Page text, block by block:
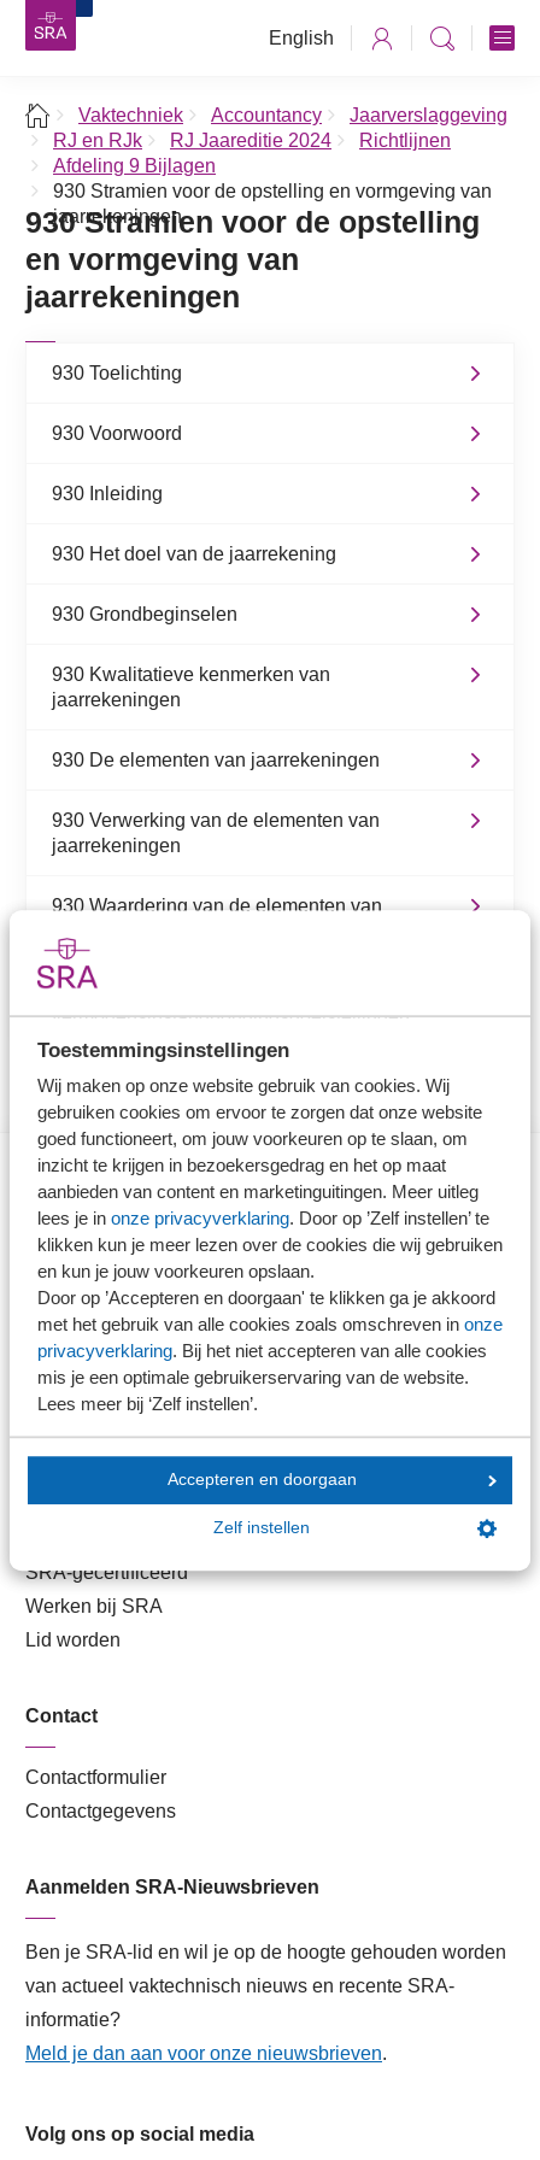
Toestemmingsinstellingen
Wij maken op onze website gebruik van cookies. Wij
gebruiken cookies om ervoor te zorgen dat onze website
goed functioneert, om jouw voorkeuren op te slaan, om
inzicht te krijgen in bezoekersgedrag en het op maat
aanbieden van content en marketinguitingen. Meer uitleg
lees je in onze privacyverklaring. Door op ’Zelf instellen’ te
klikken kun je meer lezen over de cookies die wij gebruiken
en kun je jouw voorkeuren opslaan.
Door op ’Accepteren en doorgaan' te klikken ga je akkoord
met het gebruik van alle cookies zoals omschreven in onze
privacyverklaring. Bij het niet accepteren van alle cookies
mis je een optimale gebruikerservaring van de website.
Lees meer bij ‘Zelf instellen’.
Accepteren en doorgaan
Zelf instellen
English
Vaktechniek Accountancy
Jaarverslaggeving
RJ en RJk
RJ Jaareditie 2024
Richtlijnen
Afdeling 9 Bijlagen
930 Stramien voor de opstelling en vormgeving van
jaarrekeningen
930 Stramien voor de opstelling
en vormgeving van
jaarrekeningen
930 Toelichting
930 Voorwoord
930 Inleiding
930 Het doel van de jaarrekening
930 Grondbeginselen
930 Kwalitatieve kenmerken van
jaarrekeningen
930 De elementen van jaarrekeningen
930 Verwerking van de elementen van
jaarrekeningen
930 Waardering van de elementen van
930 Vermogensbegrippen en
vermogensinstandhoudingsdoelstellingen
Direct naar
Stel je vaktechnische vraag
Branche in Zicht
Dossiers
Kantoorvinder
Nieuwsbank
Veilig bestanden delen
SRA-gecertificeerd
Werken bij SRA
Lid worden
Contact
Contactformulier
Contactgegevens
Aanmelden SRA-Nieuwsbrieven
Ben je SRA-lid en wil je op de hoogte gehouden worden
van actueel vaktechnisch nieuws en recente SRA-
informatie?
Meld je dan aan voor onze nieuwsbrieven.
Volg ons op social media